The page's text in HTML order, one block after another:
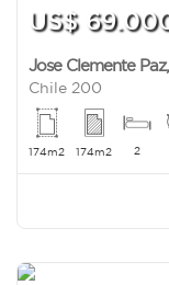
US$
Jose Clemente Paz,
Chile 200
174m2 174m2 2